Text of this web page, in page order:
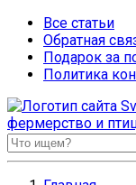
Все статьи
Обратная
Подарок за
Политика
Sveklon.Ru – все про